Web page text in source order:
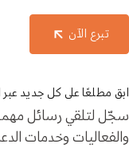
تبرع الآن
ابق مطلعًا على كل جديد عبر
سجّل لتلقي رسائل مهمة
والفعاليات وخدمات